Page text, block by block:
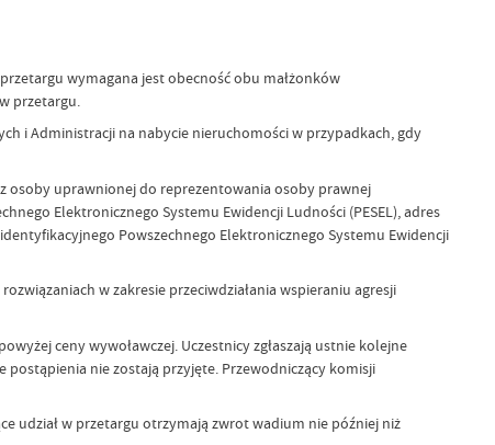
wymagana jest obecność obu małżonków
przetargu.
i Administracji na nabycie nieruchomości w przypadkach, gdy
osoby uprawnionej do reprezentowania osoby prawnej
Elektronicznego Systemu Ewidencji Ludności (PESEL), adres
Powszechnego Elektronicznego Systemu Ewidencji
w zakresie przeciwdziałania wspieraniu agresji
ceny wywoławczej. Uczestnicy zgłaszają ustnie kolejne
nie zostają przyjęte. Przewodniczący komisji
udział w przetargu otrzymają zwrot wadium nie później niż